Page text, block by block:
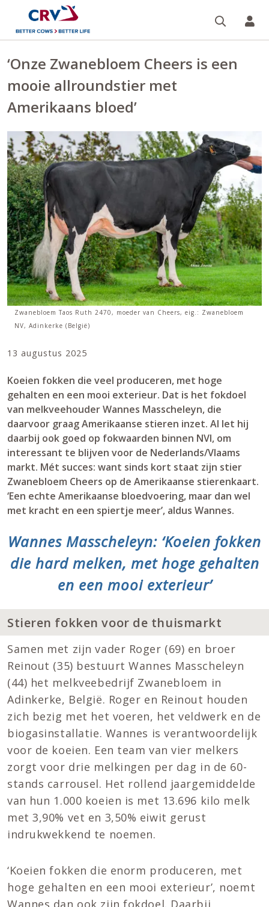
‘Onze Zwanebloem Cheers is een
mooie allroundstier met
Amerikaans bloed’
Zwanebloem Taos Ruth 2470, moeder van Cheers, eig.: Zwanebloem
NV, Adinkerke (België)
13 augustus 2025
Koeien fokken die veel produceren, met hoge
gehalten en een mooi exterieur. Dat is het fokdoel
van melkveehouder Wannes Masscheleyn, die
daarvoor graag Amerikaanse stieren inzet. Al let hij
daarbij ook goed op fokwaarden binnen NVI, om
interessant te blijven voor de Nederlands/Vlaams
markt. Mét succes: want sinds kort staat zijn stier
Zwanebloem Cheers op de Amerikaanse stierenkaart.
‘Een echte Amerikaanse bloedvoering, maar dan wel
met kracht en een spiertje meer’, aldus Wannes.
Wannes Masscheleyn: ‘Koeien fokken
die hard melken, met hoge gehalten
en een mooi exterieur’
Stieren fokken voor de thuismarkt
Samen met zijn vader Roger (69) en broer
Reinout (35) bestuurt Wannes Masscheleyn
(44) het melkveebedrijf Zwanebloem in
Adinkerke, België. Roger en Reinout houden
zich bezig met het voeren, het veldwerk en de
biogasinstallatie. Wannes is verantwoordelijk
voor de koeien. Een team van vier melkers
zorgt voor drie melkingen per dag in de 60-
stands carrousel. Het rollend jaargemiddelde
van hun 1.000 koeien is met 13.696 kilo melk
met 3,90% vet en 3,50% eiwit gerust
indrukwekkend te noemen.
‘Koeien fokken die enorm produceren, met
hoge gehalten en een mooi exterieur’, noemt
Wannes dan ook zijn fokdoel. Daarbij